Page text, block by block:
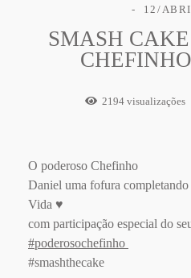
12/
SMASH
2194visualizações
O poderoso Chefinho
Daniel uma fofura
Vida ♥
com participação especial do
#poderosochefinho
#smashthecake